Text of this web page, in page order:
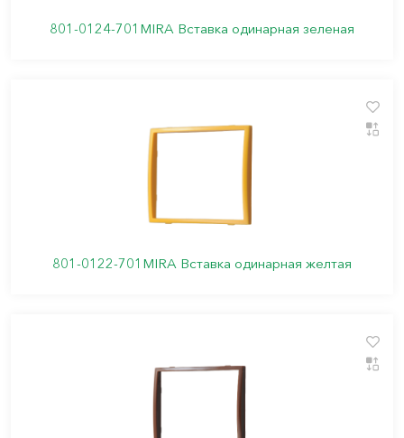
801-0124-701MIRA Вставка одинарная зеленая
801-0122-701MIRA Вставка одинарная желтая